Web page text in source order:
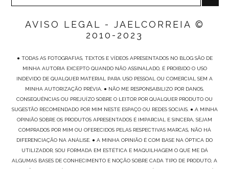
AVISO LEGAL - JAELCORREIA ©
2010-2023
● TODAS AS FOTOGRAFIAS, TEXTOS E VÍDEOS APRESENTADOS NO BLOG SÃO DE
MINHA AUTORIA EXCEPTO QUANDO NÃO ASSINALADO, É PROIBIDO O USO
INDEVIDO DE QUALQUER MATERIAL PARA USO PESSOAL OU COMERCIAL SEM A
MINHA AUTORIZAÇÃO PRÉVIA. ● NÃO ME RESPONSABILIZO POR DANOS,
CONSEQUÊNCIAS OU PREJUÍZO SOBRE O LEITOR POR QUALQUER PRODUTO OU
SUGESTÃO RECOMENDADO POR MIM NESTE ESPAÇO OU REDES SOCIAIS. ● A MINHA
OPINIÃO SOBRE OS PRODUTOS APRESENTADOS É IMPARCIAL E SINCERA, SEJAM
COMPRADOS POR MIM OU OFERECIDOS PELAS RESPECTIVAS MARCAS, NÃO HÁ
DIFERENCIAÇÃO NA ANÁLISE. ● A MINHA OPINIÃO É COM BASE NA ÓPTICA DO
UTILIZADOR, SOU FORMADA EM ESTÉTICA E MAQUILHAGEM O QUE ME DÁ
ALGUMAS BASES DE CONHECIMENTO E NOÇÃO SOBRE CADA TIPO DE PRODUTO, A